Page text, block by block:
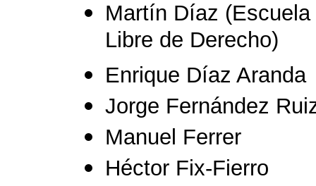
Martín Díaz (Escuela
Libre de Derecho)
Enrique Díaz Aranda
Jorge Fernández
Manuel Ferrer
Héctor Fix-Fierro